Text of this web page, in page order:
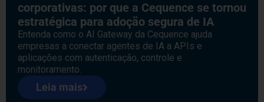
corporativas: por que a Cequence se tornou
estratégica para adoção segura de IA
Entenda como o AI Gateway da Cequence ajuda
empresas a conectar agentes de IA a APIs e
aplicações com autenticação, controle e
monitoramento.
Leia mais